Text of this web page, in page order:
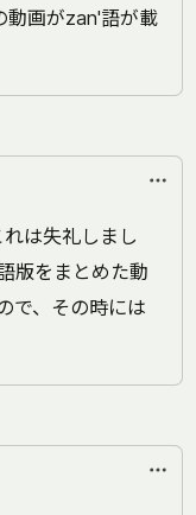
動画がzan'語が載
は失礼しまし
版をまとめた動
で、その時には